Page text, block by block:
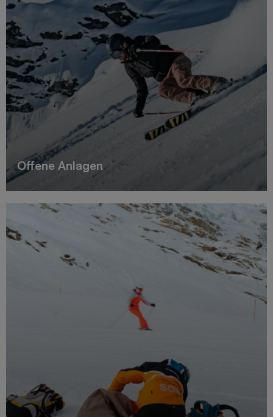
Offene Anlagen